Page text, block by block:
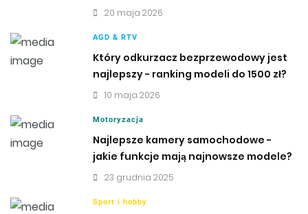
20 maja 2026
AGD & RTV
Który odkurzacz bezprzewodowy jest
najlepszy - ranking modeli do 1500 zł?
10 maja 2026
Motoryzacja
Najlepsze kamery samochodowe -
jakie funkcje mają najnowsze modele?
23 grudnia 2025
Sport i hobby